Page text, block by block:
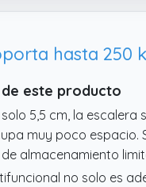
hasta 250
este producto
5,5 cm, la escalera
muy poco espacio.
almacenamiento
no solo es